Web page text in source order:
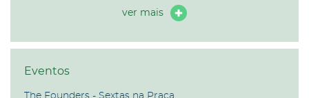
ver mais
Eventos
The Founders - Sextas na Praça